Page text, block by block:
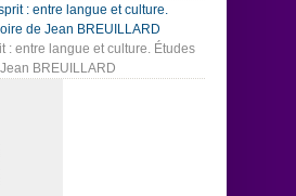
: entre langue et culture. Études
BREUILLARD